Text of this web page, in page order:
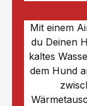
Mit einem
du Deinen
kaltes
dem Hund